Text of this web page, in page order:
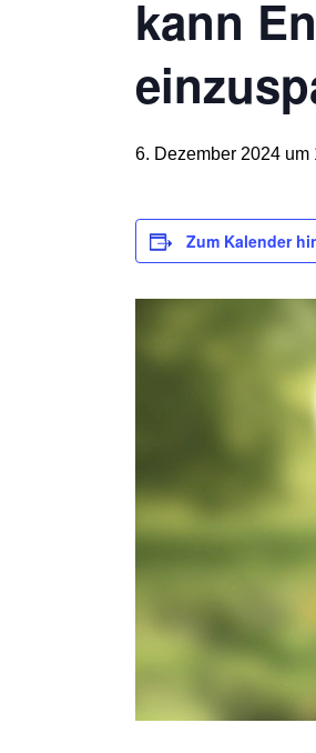
kann
6. Dezember 2024 um
Zum Kalender